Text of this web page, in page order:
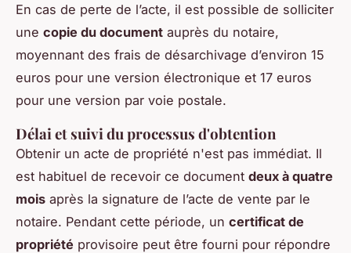
En cas de perte de l’acte, il est possible de solliciter
une copie du document auprès du notaire,
moyennant des frais de désarchivage d’environ 15
euros pour une version électronique et 17 euros
pour une version par voie postale.
Délai et suivi du processus d'obtention
Obtenir un acte de propriété n'est pas immédiat. Il
est habituel de recevoir ce document deux à quatre
mois après la signature de l’acte de vente par le
notaire. Pendant cette période, un certificat de
propriété provisoire peut être fourni pour répondre